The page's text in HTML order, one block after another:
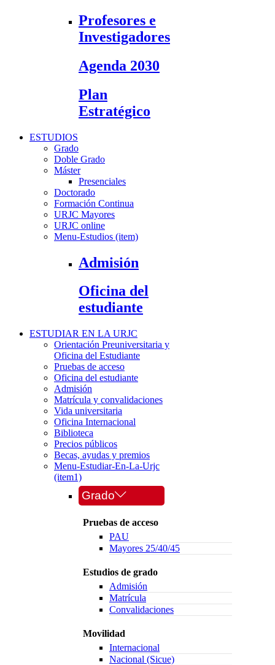
Profesores e
Investigadores
Agenda 2030
Plan
Estratégico
ESTUDIOS
Grado
Doble Grado
Máster
Presenciales
Doctorado
Formación Continua
URJC Mayores
URJC online
Menu-Estudios (item)
Admisión
Oficina del
estudiante
ESTUDIAR EN LA URJC
Orientación Preuniversitaria y
Oficina del Estudiante
Pruebas de acceso
Oficina del estudiante
Admisión
Matrícula y convalidaciones
Vida universitaria
Oficina Internacional
Biblioteca
Precios públicos
Becas, ayudas y premios
Menu-Estudiar-En-La-Urjc
(item1)
Grado
Pruebas de acceso
PAU
Mayores 25/40/45
Estudios de grado
Admisión
Matrícula
Convalidaciones
Movilidad
Internacional
Nacional (Sicue)